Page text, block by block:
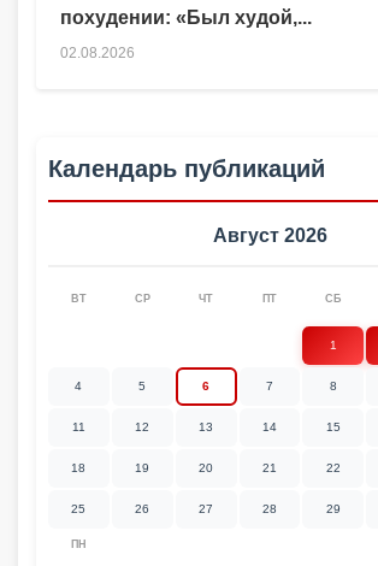
похудении: «Был худой,...
02.08.2026
Календарь публикаций
Август 2026
ПН
ВТ СР ЧТ ПТ СБ
1
4 5 6 7 8
11 12 13 14 15
18 19 20 21 22
25 26 27 28 29